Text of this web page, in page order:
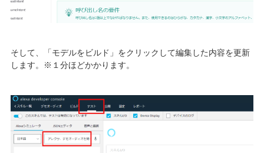
そして、「モデルをビルド」をクリックして編集した内容を更新
します。※１分ほどかかります。